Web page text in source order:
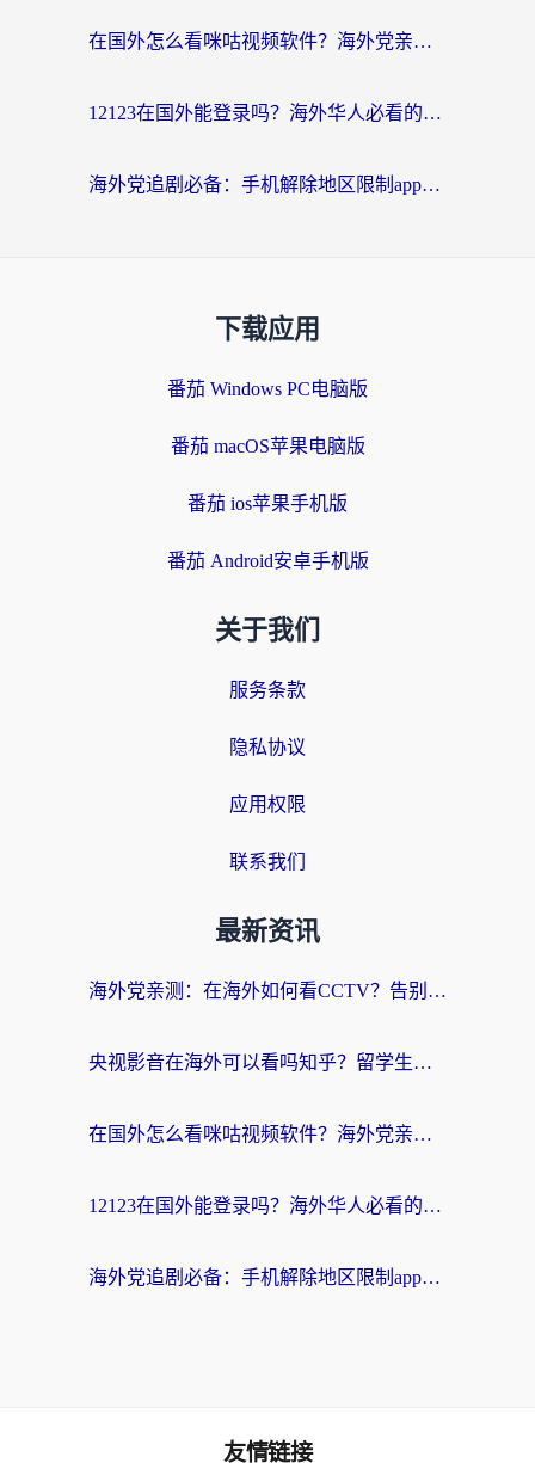
在国外怎么看咪咕视频软件？海外党亲测有效的回国加速方案
12123在国外能登录吗？海外华人必看的回国加速实用指南
海外党追剧必备：手机解除地区限制app怎么选？解决央视视频&国内剧地区限制全指南
下载应用
番茄 Windows PC电脑版
番茄 macOS苹果电脑版
番茄 ios苹果手机版
番茄 Android安卓手机版
关于我们
服务条款
隐私协议
应用权限
联系我们
最新资讯
海外党亲测：在海外如何看CCTV？告别“仅限大陆播放”的实用指南
央视影音在海外可以看吗知乎？留学生亲测：3步解决地域限制+追剧自由
在国外怎么看咪咕视频软件？海外党亲测有效的回国加速方案
12123在国外能登录吗？海外华人必看的回国加速实用指南
海外党追剧必备：手机解除地区限制app怎么选？解决央视视频&国内剧地区限制全指南
友情链接